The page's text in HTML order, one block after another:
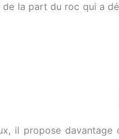
la part du roc qui a
il propose davantage